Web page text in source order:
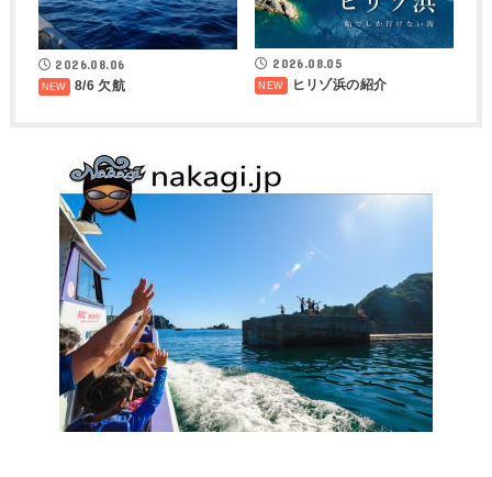
2026.08.06
8/6 欠航
2026.08.05
ヒリゾ浜の紹介